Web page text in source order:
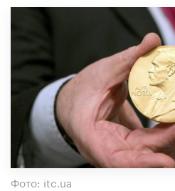
Фото: itc.ua